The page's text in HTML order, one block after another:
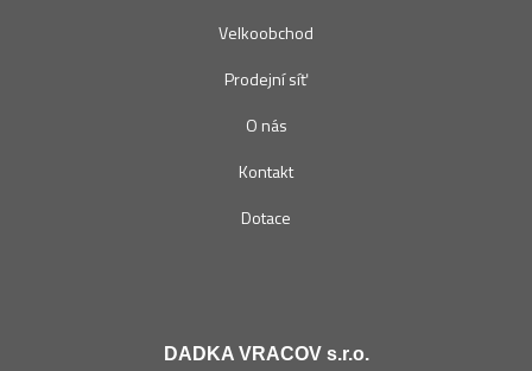
Velkoobchod
Prodejní síť
O nás
Kontakt
Dotace
DADKA VRACOV s.r.o.